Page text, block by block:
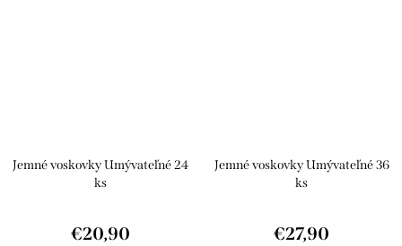
Jemné voskovky Umývateľné 24
ks
€20,90
Jemné voskovky Umývateľné 36
ks
€27,90